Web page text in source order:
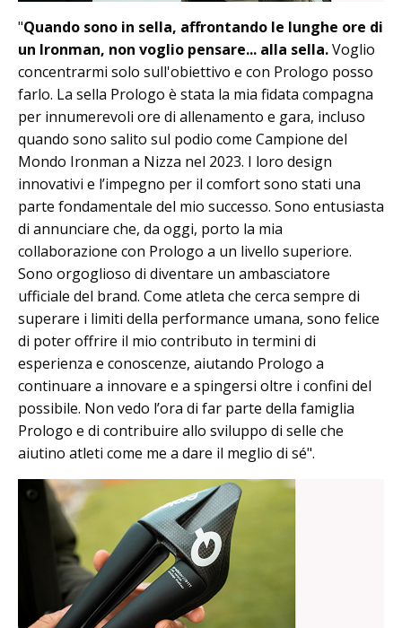
"Quando sono in sella, affrontando le lunghe ore di
un Ironman, non voglio pensare... alla sella.Voglio
concentrarmi solo sull'obiettivo e con Prologo posso
farlo. La sella Prologo è stata la mia fidata compagna
per innumerevoli ore di allenamento e gara, incluso
quando sono salito sul podio come Campione del
Mondo Ironman a Nizza nel 2023. I loro design
innovativi e l’impegno per il comfort sono stati una
parte fondamentale del mio successo. Sono entusiasta
di annunciare che, da oggi, porto la mia
collaborazione con Prologo a un livello superiore.
Sono orgoglioso di diventare un ambasciatore
ufficiale del brand. Come atleta che cerca sempre di
superare i limiti della performance umana, sono felice
di poter offrire il mio contributo in termini di
esperienza e conoscenze, aiutando Prologo a
continuare a innovare e a spingersi oltre i confini del
possibile. Non vedo l’ora di far parte della famiglia
Prologo e di contribuire allo sviluppo di selle che
aiutino atleti come me a dare il meglio di sé".